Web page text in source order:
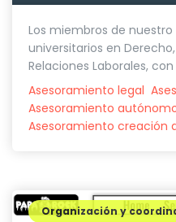
Los miembros de
universitarios en
Relaciones Laborales,
Asesoramiento legal
Asesoramiento
Asesoramiento creación
Organización y